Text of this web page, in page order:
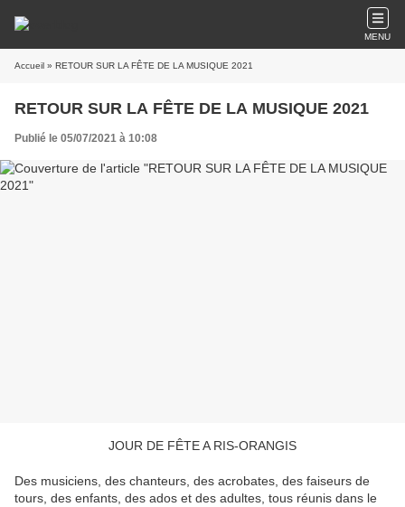
MENU
Accueil » RETOUR SUR LA FÊTE DE LA MUSIQUE 2021
RETOUR SUR LA FÊTE DE LA MUSIQUE 2021
Publié le 05/07/2021 à 10:08
JOUR DE FÊTE A RIS-ORANGIS
Des musiciens, des chanteurs, des acrobates, des faiseurs de
tours, des enfants, des ados et des adultes, tous réunis dans le